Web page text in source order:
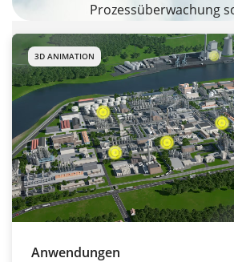
Prozessüberwachung
3D ANIMATION
Anwendungen